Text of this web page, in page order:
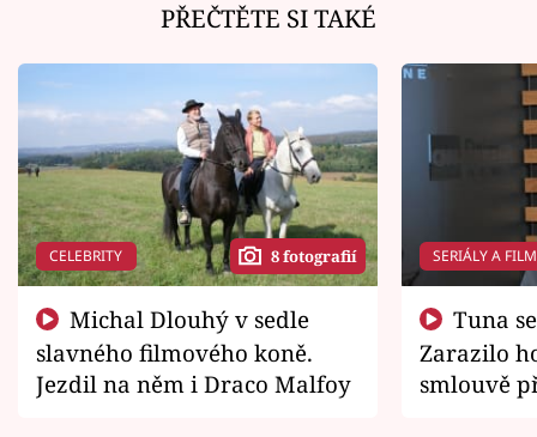
PŘEČTĚTE SI TAKÉ
CELEBRITY 8 fotografií
slavného filmového koně.
Jezdil na něm i Draco Malfoy
SERIÁLY A
Zarazilo
smlouvě